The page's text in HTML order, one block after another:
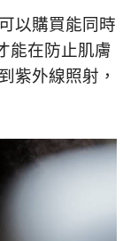
以購買能同時
能在防止肌膚
紫外線照射，